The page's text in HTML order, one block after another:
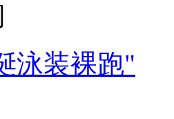
泳装裸跑"